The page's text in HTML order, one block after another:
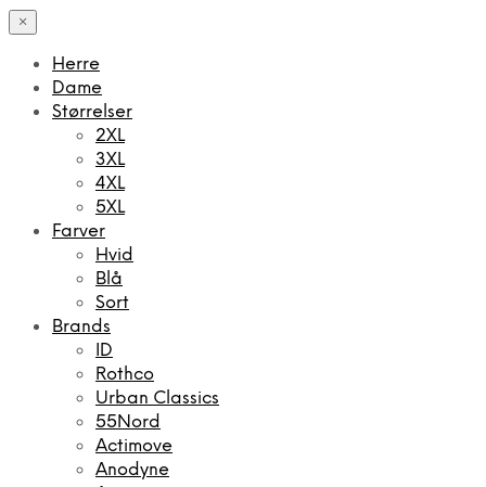
×
Herre
Dame
Størrelser
2XL
3XL
4XL
5XL
Farver
Hvid
Blå
Sort
Brands
ID
Rothco
Urban Classics
55Nord
Actimove
Anodyne